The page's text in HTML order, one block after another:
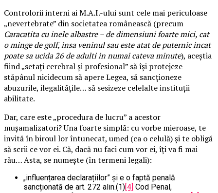
Controlorii interni ai M.A.I.-ului sunt cele mai periculoase
„nevertebrate” din societatea românească (precum
Caracatita cu inele albastre – de dimensiuni foarte mici, cat
o minge de golf, insa veninul sau este atat de puternic incat
poate sa ucida 26 de adulti in numai cateva minute), aceștia
fiind „setați cerebral și profesional” să își protejeze
stăpânul nicidecum să apere Legea, să sancționeze
abuzurile, ilegalitățile… să sesizeze celelalte instituții
abilitate.
Dar, care este „procedura de lucru” a acestor
mușamalizatori? Una foarte simplă: cu vorbe mieroase, te
invită în biroul lor întunecat, umed (ca o celulă) și te obligă
să scrii ce vor ei. Că, dacă nu faci cum vor ei, îți va fi mai
rău… Asta, se numește (în termeni legali):
„influențarea declarațiilor” și e o faptă penală
sancționată de art. 272 alin.(1)[4] Cod Penal,